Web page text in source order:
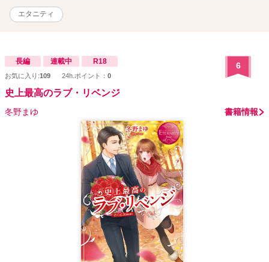
エタニティ
長編 連載中 R18
お気に入り:109 24h.ポイント： 0
6
史上最高のラブ・リベンジ
冬野まゆ 書籍情報